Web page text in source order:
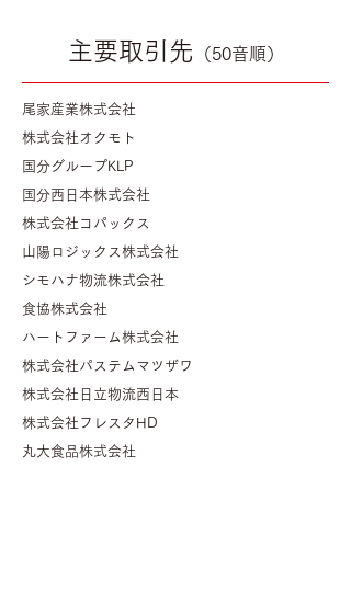
主要取引先 （50音順）
尾家産業株式会社
株式会社オクモト
国分グループKLP
国分西日本株式会社
株式会社コパックス
山陽ロジックス株式会社
シモハナ物流株式会社
食協株式会社
ハートファーム株式会社
株式会社パステムマツザワ
株式会社日立物流西日本
株式会社フレスタHD
丸大食品株式会社